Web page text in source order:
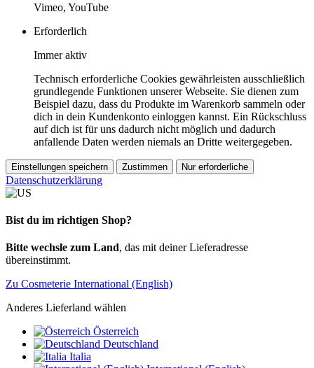
Vimeo, YouTube
Erforderlich
Immer aktiv
Technisch erforderliche Cookies gewährleisten ausschließlich
grundlegende Funktionen unserer Webseite. Sie dienen zum
Beispiel dazu, dass du Produkte im Warenkorb sammeln oder
dich in dein Kundenkonto einloggen kannst. Ein Rückschluss
auf dich ist für uns dadurch nicht möglich und dadurch
anfallende Daten werden niemals an Dritte weitergegeben.
Einstellungen speichern Zustimmen Nur erforderliche
Datenschutzerklärung
Bist du im richtigen Shop?
Bitte wechsle zum Land, das mit deiner Lieferadresse
übereinstimmt.
Zu Cosmeterie International (English)
Anderes Lieferland wählen
Österreich
Deutschland
Italia